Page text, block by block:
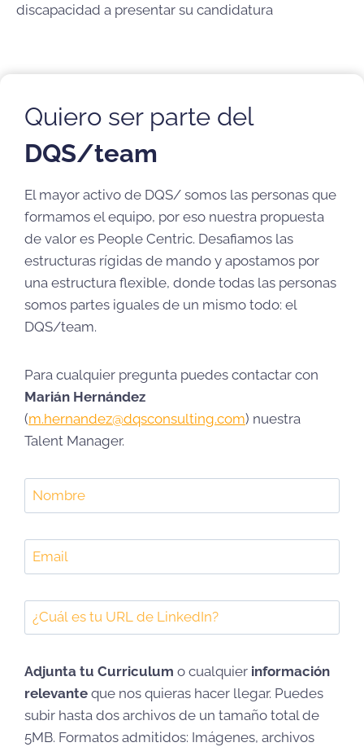
discapacidad a presentar su candidatura
Quiero ser parte del
DQS/team
El mayor activo de DQS/ somos las personas que
formamos el equipo, por eso nuestra propuesta
de valor es People Centric. Desafiamos las
estructuras rígidas de mando y apostamos por
una estructura flexible, donde todas las personas
somos partes iguales de un mismo todo: el
DQS/team.
Para cualquier pregunta puedes contactar con
Marián Hernández
(m.hernandez@dqsconsulting.com) nuestra
Talent Manager.
Adjunta tu Curriculum o cualquier información
relevante que nos quieras hacer llegar. Puedes
subir hasta dos archivos de un tamaño total de
5MB. Formatos admitidos: Imágenes, archivos